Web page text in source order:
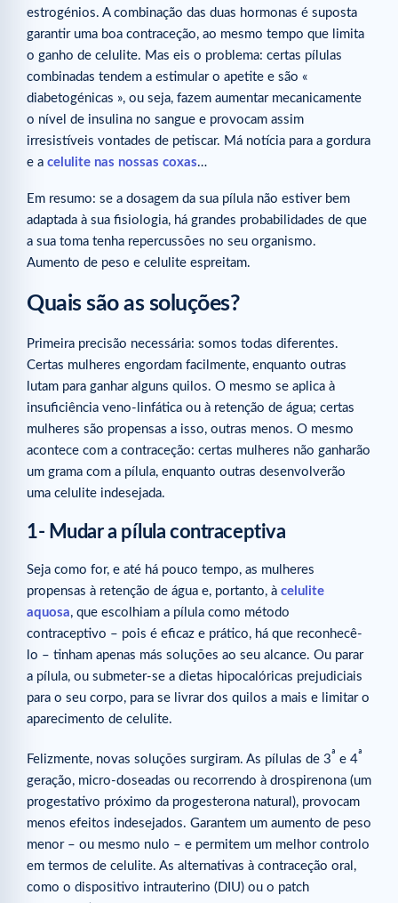
estrogénios. A combinação das duas hormonas é suposta
garantir uma boa contraceção, ao mesmo tempo que limita
o ganho de celulite. Mas eis o problema: certas pílulas
combinadas tendem a estimular o apetite e são «
diabetogénicas », ou seja, fazem aumentar mecanicamente
o nível de insulina no sangue e provocam assim
irresistíveis vontades de petiscar. Má notícia para a gordura
e a celulite nas nossas coxas…
Em resumo: se a dosagem da sua pílula não estiver bem
adaptada à sua fisiologia, há grandes probabilidades de que
a sua toma tenha repercussões no seu organismo.
Aumento de peso e celulite espreitam.
Quais são as soluções?
Primeira precisão necessária: somos todas diferentes.
Certas mulheres engordam facilmente, enquanto outras
lutam para ganhar alguns quilos. O mesmo se aplica à
insuficiência veno-linfática ou à retenção de água; certas
mulheres são propensas a isso, outras menos. O mesmo
acontece com a contraceção: certas mulheres não ganharão
um grama com a pílula, enquanto outras desenvolverão
uma celulite indesejada.
1- Mudar a pílula contraceptiva
Seja como for, e até há pouco tempo, as mulheres
propensas à retenção de água e, portanto, à celulite
aquosa, que escolhiam a pílula como método
contraceptivo – pois é eficaz e prático, há que reconhecê-
lo – tinham apenas más soluções ao seu alcance. Ou parar
a pílula, ou submeter-se a dietas hipocalóricas prejudiciais
para o seu corpo, para se livrar dos quilos a mais e limitar o
aparecimento de celulite.
Felizmente, novas soluções surgiram. As pílulas de 3ª e 4ª
geração, micro-doseadas ou recorrendo à drospirenona (um
progestativo próximo da progesterona natural), provocam
menos efeitos indesejados. Garantem um aumento de peso
menor – ou mesmo nulo – e permitem um melhor controlo
em termos de celulite. As alternativas à contraceção oral,
como o dispositivo intrauterino (DIU) ou o patch